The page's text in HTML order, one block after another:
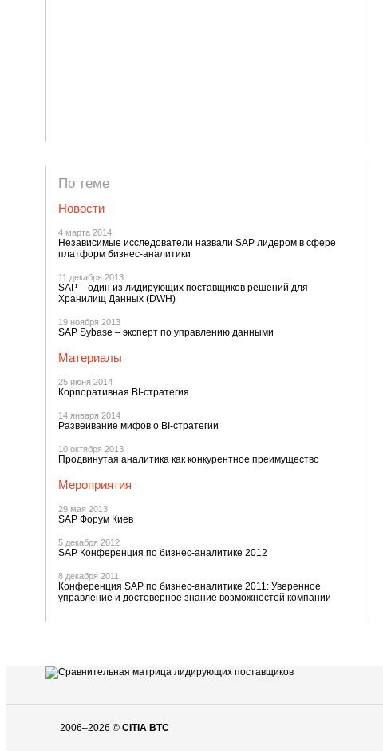
По теме
Новости
4 марта 2014
Независимые исследователи назвали SAP лидером в сфере
платформ бизнес-аналитики
11 декабря 2013
SAP – один из лидирующих поставщиков решений для
Хранилищ Данных (DWH)
19 ноября 2013
SAP Sybase – эксперт по управлению данными
Материалы
25 июня 2014
Корпоративная BI-стратегия
14 января 2014
Развеивание мифов о BI-стратегии
10 октября 2013
Продвинутая аналитика как конкурентное преимущество
Мероприятия
29 мая 2013
SAP Форум Киев
5 декабря 2012
SAP Конференция по бизнес-аналитике 2012
8 декабря 2011
Конференция SAP по бизнес-аналитике 2011: Уверенное
управление и достоверное знание возможностей компании
2006–2026 © CITIA BTC